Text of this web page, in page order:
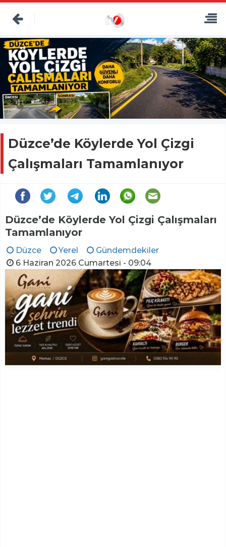
Düzce’de Köylerde Yol Çizgi
Çalışmaları Tamamlanıyor
Düzce’de Köylerde Yol Çizgi Çalışmaları
Tamamlanıyor
Düzce Yerel
Gündemdekiler
6 Haziran 2026 Cumartesi - 09:04